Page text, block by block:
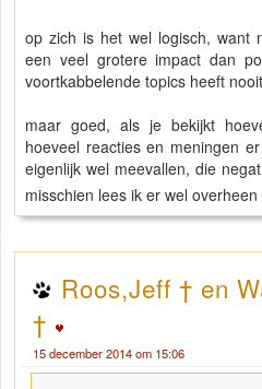
op zich is het wel logisch, want
een veel grotere impact dan
voortkabbelende topics heeft
maar goed, als je bekijkt
hoeveel reacties en meningen
eigenlijk wel meevallen, die
misschien lees ik er wel overheen
Roos,Jeff † en
†
15 december 2014 om 15:06